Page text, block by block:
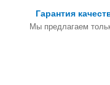
Гарантия
Мы предлагаем